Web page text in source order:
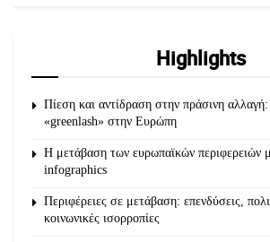
Highlights
Πίεση και αντίδραση στην πράσινη
«greenlash» στην Ευρώπη
Η μετάβαση των ευρωπαϊκών περιφερειών
infographics
Περιφέρειες σε μετάβαση: επενδύσεις,
κοινωνικές ισορροπίες